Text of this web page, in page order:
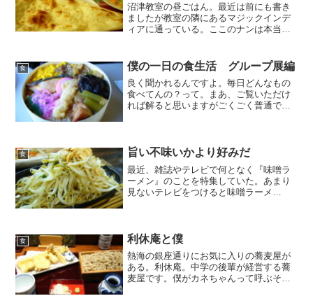
沼津教室の昼ごはん。最近は前にも書き
ましたが教室の隣にあるマジックインデ
ィアに通っている。ここのナンは本当に
方が４人でやってるお店。カレーもスパ
イスたっぷりで本当に旨い。...
食 僕の一日の食生活 グループ展編
良く聞かれるんですよ。毎日どんなもの
食べてんの？って。まあ、ご覧いただけ
れば解ると思いますがごくごく普通です
た。まず、朝ごはんです...
食 旨い不味いかより好みだ
最近、雑誌やテレビで何となく『味噌ラ
ーメン』のことを特集していた。あまり
見ないテレビをつけると味噌ラーメ
也君に『ちょっと味噌ラー...
食 利休庵と僕
熱海の銀座通りにお気に入りの蕎麦屋が
ある。利休庵。中学の後輩が経営する蕎
麦屋です。僕がカネちゃんって呼ぶその